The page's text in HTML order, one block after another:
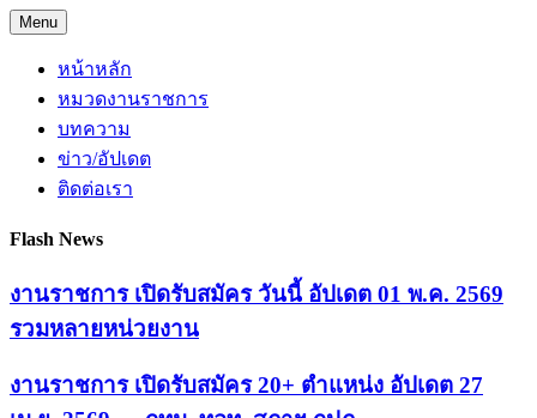
Skip
to
content
Menu
หน้าหลัก
หมวดงานราชการ
บทความ
ข่าว/อัปเดต
ติดต่อเรา
Flash News
งานราชการ เปิดรับสมัคร วันนี้ อัปเดต 01 พ.ค. 2569
รวมหลายหน่วยงาน
งานราชการ เปิดรับสมัคร 20+ ตำแหน่ง อัปเดต 27